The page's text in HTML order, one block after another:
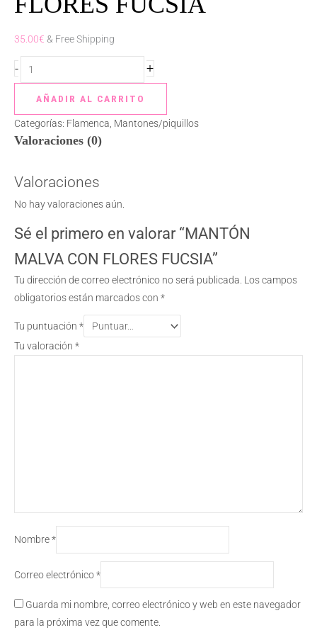
35.00€ & Free Shipping
-
cantidad
+
AÑADIR AL CARRITO
Categorías: Flamenca Mantones/piquillos
Valoraciones (0)
Valoraciones
No hay valoraciones aún.
Sé el primero en valorar “MANTÓN
MALVA CON FLORES FUCSIA”
Tu dirección de correo electrónico no será publicada. Los campos
obligatorios están marcados con *
Tu puntuación *
Tu valoración *
Nombre*
Correo electrónico*
Guarda mi nombre, correo electrónico y web en este navegador
para la próxima vez que comente.